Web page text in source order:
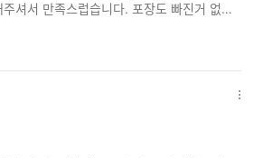
셔서 만족스럽습니다. 포장도 빠진거 없이
옵